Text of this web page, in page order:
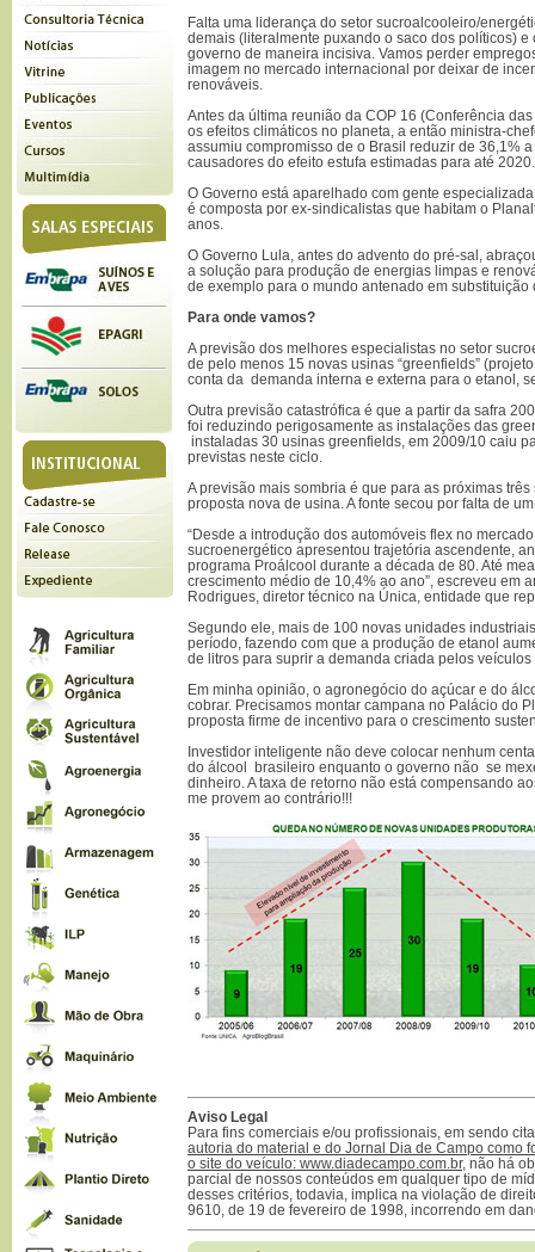
Falta uma liderança do setor sucroalcooleiro/
demais (literalmente puxando o saco dos políticos) e
governo de maneira incisiva. Vamos perder
imagem no mercado internacional por deixar de
renováveis.
Antes da última reunião da COP 16 (Conferência
os efeitos climáticos no planeta, a então ministra-
assumiu compromisso de o Brasil reduzir de 36,1%
causadores do efeito estufa estimadas para até 2020.
O Governo está aparelhado com gente
é composta por ex-sindicalistas que habitam o
anos.
O Governo Lula, antes do advento do pré-sal,
a solução para produção de energias limpas e
de exemplo para o mundo antenado em substituição
Para onde vamos?
A previsão dos melhores especialistas no setor
de pelo menos 15 novas usinas “greenfields”
conta da demanda interna e externa para o etanol,
Outra previsão catastrófica é que a partir da safra
foi reduzindo perigosamente as instalações das
instaladas 30 usinas greenfields, em 2009/10 caiu
previstas neste ciclo.
A previsão mais sombria é que para as próximas
proposta nova de usina. A fonte secou por falta de
“Desde a introdução dos automóveis flex no
sucroenergético apresentou trajetória ascendente,
programa Proálcool durante a década de 80. Até
crescimento médio de 10,4% ao ano”, escreveu em
Rodrigues, diretor técnico na Única, entidade que
Segundo ele, mais de 100 novas unidades
período, fazendo com que a produção de etanol
de litros para suprir a demanda criada pelos veículos
Em minha opinião, o agronegócio do açúcar e do
cobrar. Precisamos montar campana no Palácio do
proposta firme de incentivo para o crescimento
Investidor inteligente não deve colocar nenhum
do álcool brasileiro enquanto o governo não se
dinheiro. A taxa de retorno não está compensando
me provem ao contrário!!!
Aviso Legal
Para fins comerciais e/ou profissionais, em sendo
autoria do material e do Jornal Dia de Campo como
o site do veículo: www.diadecampo.com.br, não há
parcial de nossos conteúdos em qualquer tipo de
desses critérios, todavia, implica na violação de
9610, de 19 de fevereiro de 1998, incorrendo em